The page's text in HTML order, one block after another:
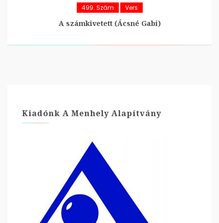
499. Szám Vers
A számkivetett (Ácsné Gabi)
Kiadónk A Menhely Alapítvány